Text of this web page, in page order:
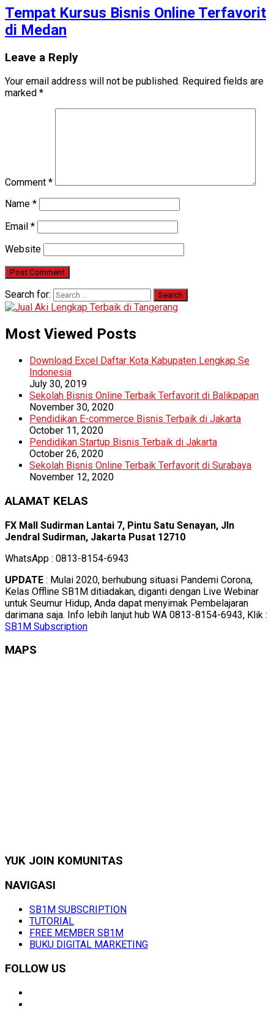
Tempat Kursus Bisnis Online Terfavorit
di Medan
Leave a Reply
Your email address will not be published. Required fields are
marked *
Comment *
Name *
Email *
Website
Search for:
Most Viewed Posts
Download Excel Daftar Kota Kabupaten Lengkap Se
Indonesia
July 30, 2019
Sekolah Bisnis Online Terbaik Terfavorit di Balikpapan
November 30, 2020
Pendidikan E-commerce Bisnis Terbaik di Jakarta
October 11, 2020
Pendidikan Startup Bisnis Terbaik di Jakarta
October 26, 2020
Sekolah Bisnis Online Terbaik Terfavorit di Surabaya
November 12, 2020
ALAMAT KELAS
FX Mall Sudirman Lantai 7, Pintu Satu Senayan, Jln
Jendral Sudirman, Jakarta Pusat 12710
WhatsApp : 0813-8154-6943
UPDATE : Mulai 2020, berhubung situasi Pandemi Corona,
Kelas Offline SB1M ditiadakan, diganti dengan Live Webinar
untuk Seumur Hidup, Anda dapat menyimak Pembelajaran
darimana saja. Info lebih lanjut hub WA 0813-8154-6943, Klik :
SB1M Subscription
MAPS
YUK JOIN KOMUNITAS
NAVIGASI
SB1M SUBSCRIPTION
TUTORIAL
FREE MEMBER SB1M
BUKU DIGITAL MARKETING
FOLLOW US